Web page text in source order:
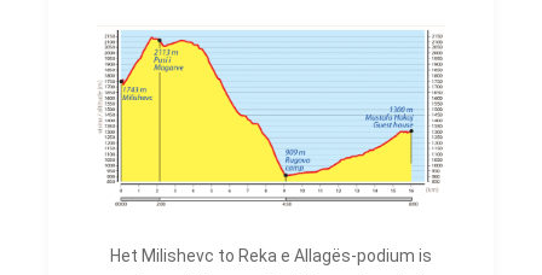
Het Milishevc to Reka e Allagës-podium is